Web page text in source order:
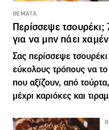
ΘΕΜΑΤΑ
Περίσσεψε
για να μην πάει
Σας περίσσεψε
εύκολους τρόπους να
που αξίζουν, από
μέχρι καριόκες και